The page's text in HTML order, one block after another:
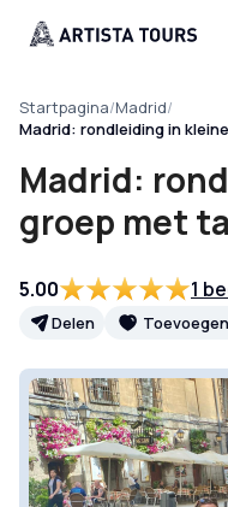
Startpagina/Madrid/
Madrid: rondleiding in
Madrid:
groep met
5.00 1
Delen